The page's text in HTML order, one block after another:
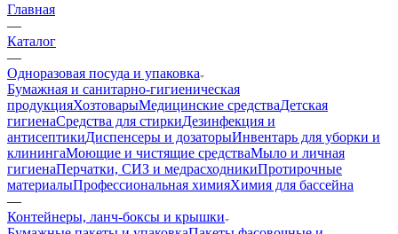
Главная
—
Каталог
—
Одноразовая посуда и упаковка
Бумажная и санитарно-гигиеническая
продукцияХозтоварыМедицинские средстваДетская
гигиенаСредства для стиркиДезинфекция и
антисептикиДиспенсеры и дозаторыИнвентарь для уборки и
клинингаМоющие и чистящие средстваМыло и личная
гигиенаПерчатки, СИЗ и медрасходникиПротирочные
материалыПрофессиональная химияХимия для бассейна
—
Контейнеры, ланч-боксы и крышки